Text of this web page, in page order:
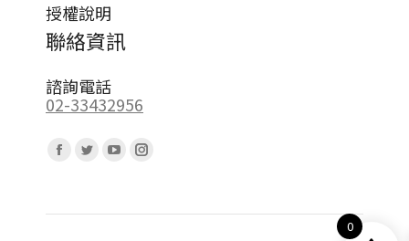
授權說明
聯絡資訊
諮詢電話
02-33432956
Facebook
opens
Twitter
opens
YouTube
opens
Instagram
opens
0